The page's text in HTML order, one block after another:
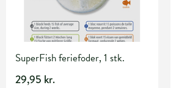
SuperFish feriefoder, 1 stk.
29,95 kr.